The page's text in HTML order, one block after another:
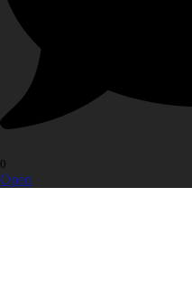
0
Open